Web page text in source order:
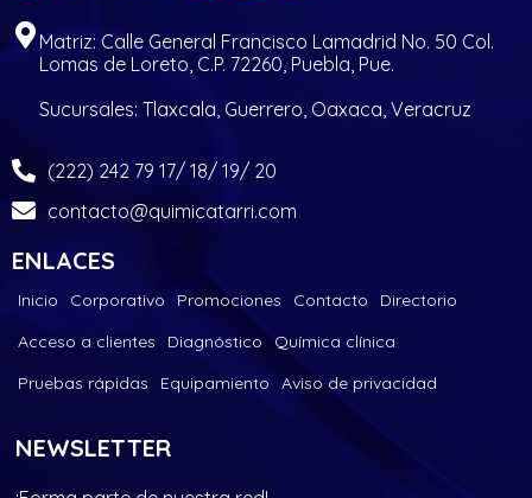
Matriz: Calle General Francisco Lamadrid No. 50 Col.
Lomas de Loreto, C.P. 72260, Puebla, Pue.
Sucursales: Tlaxcala, Guerrero, Oaxaca, Veracruz
(222) 242 79 17/ 18/ 19/ 20
contacto@quimicatarri.com
ENLACES
Inicio Corporativo Promociones Contacto
Directorio
Acceso a clientes
Diagnóstico
Química clínica
Pruebas rápidas
Equipamiento Aviso de privacidad
NEWSLETTER